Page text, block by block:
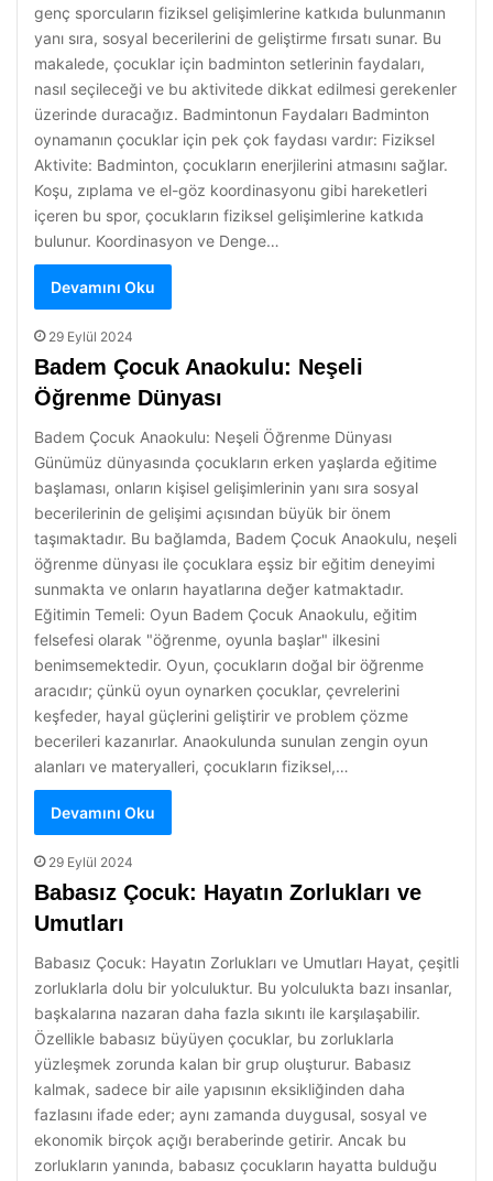
genç sporcuların fiziksel gelişimlerine katkıda bulunmanın
yanı sıra, sosyal becerilerini de geliştirme fırsatı sunar. Bu
makalede, çocuklar için badminton setlerinin faydaları,
nasıl seçileceği ve bu aktivitede dikkat edilmesi gerekenler
üzerinde duracağız. Badmintonun Faydaları Badminton
oynamanın çocuklar için pek çok faydası vardır: Fiziksel
Aktivite: Badminton, çocukların enerjilerini atmasını sağlar.
Koşu, zıplama ve el-göz koordinasyonu gibi hareketleri
içeren bu spor, çocukların fiziksel gelişimlerine katkıda
bulunur. Koordinasyon ve Denge…
Devamını Oku
29 Eylül 2024
Badem Çocuk Anaokulu: Neşeli
Öğrenme Dünyası
Badem Çocuk Anaokulu: Neşeli Öğrenme Dünyası
Günümüz dünyasında çocukların erken yaşlarda eğitime
başlaması, onların kişisel gelişimlerinin yanı sıra sosyal
becerilerinin de gelişimi açısından büyük bir önem
taşımaktadır. Bu bağlamda, Badem Çocuk Anaokulu, neşeli
öğrenme dünyası ile çocuklara eşsiz bir eğitim deneyimi
sunmakta ve onların hayatlarına değer katmaktadır.
Eğitimin Temeli: Oyun Badem Çocuk Anaokulu, eğitim
felsefesi olarak "öğrenme, oyunla başlar" ilkesini
benimsemektedir. Oyun, çocukların doğal bir öğrenme
aracıdır; çünkü oyun oynarken çocuklar, çevrelerini
keşfeder, hayal güçlerini geliştirir ve problem çözme
becerileri kazanırlar. Anaokulunda sunulan zengin oyun
alanları ve materyalleri, çocukların fiziksel,…
Devamını Oku
29 Eylül 2024
Babasız Çocuk: Hayatın Zorlukları ve
Umutları
Babasız Çocuk: Hayatın Zorlukları ve Umutları Hayat, çeşitli
zorluklarla dolu bir yolculuktur. Bu yolculukta bazı insanlar,
başkalarına nazaran daha fazla sıkıntı ile karşılaşabilir.
Özellikle babasız büyüyen çocuklar, bu zorluklarla
yüzleşmek zorunda kalan bir grup oluşturur. Babasız
kalmak, sadece bir aile yapısının eksikliğinden daha
fazlasını ifade eder; aynı zamanda duygusal, sosyal ve
ekonomik birçok açığı beraberinde getirir. Ancak bu
zorlukların yanında, babasız çocukların hayatta bulduğu